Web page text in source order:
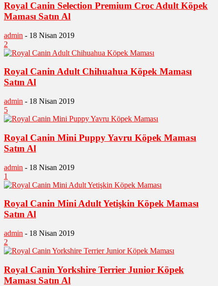
Royal Canin Selection Premium Croc Adult Köpek
Maması Satın Al
admin - 18 Nisan 2019
2
Royal Canin Adult Chihuahua Köpek Maması
Satın Al
admin - 18 Nisan 2019
5
Royal Canin Mini Puppy Yavru Köpek Maması
Satın Al
admin - 18 Nisan 2019
1
Royal Canin Mini Adult Yetişkin Köpek Maması
Satın Al
admin - 18 Nisan 2019
2
Royal Canin Yorkshire Terrier Junior Köpek
Maması Satın Al